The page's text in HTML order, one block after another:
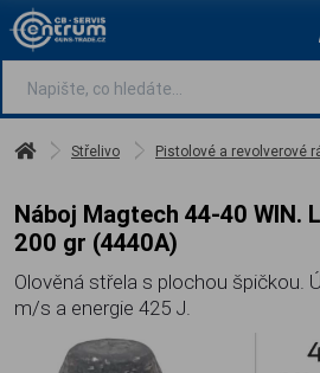
Střelivo Pistolové a revolverové
Náboj Magtech 44-40 WIN. L-FLAT 12,96 g,
200 gr (4440A)
Olověná střela s plochou špičkou.
m/s a energie 425 J.